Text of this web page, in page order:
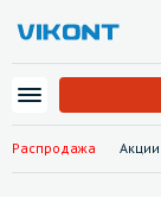
Распродажа Акции